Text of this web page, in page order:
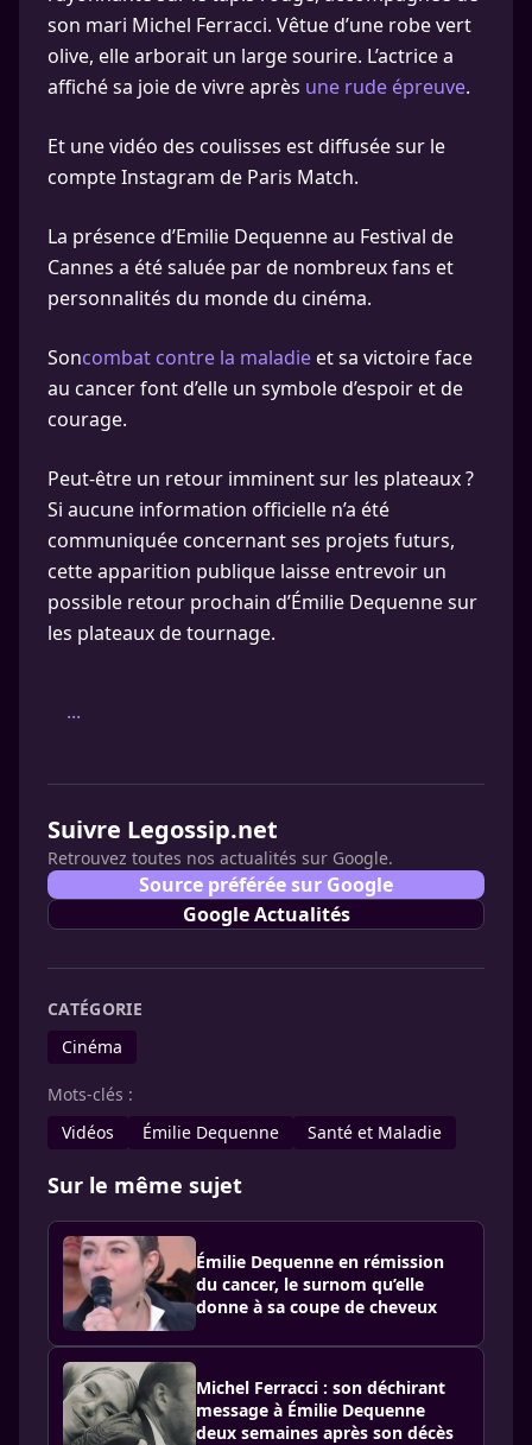
son mari Michel Ferracci. Vêtue d’une robe vert
olive, elle arborait un large sourire. L’actrice a
affiché sa joie de vivre après une rude épreuve.
Et une vidéo des coulisses est diffusée sur le
compte Instagram de Paris Match.
La présence d’Emilie Dequenne au Festival de
Cannes a été saluée par de nombreux fans et
personnalités du monde du cinéma.
Soncombat contre la maladie et sa victoire face
au cancer font d’elle un symbole d’espoir et de
courage.
Peut-être un retour imminent sur les plateaux ?
Si aucune information officielle n’a été
communiquée concernant ses projets futurs,
cette apparition publique laisse entrevoir un
possible retour prochain d’Émilie Dequenne sur
les plateaux de tournage.
...
Suivre Legossip.net
Retrouvez toutes nos actualités sur Google.
Source préférée sur Google
Google Actualités
CATÉGORIE
Cinéma
Mots-clés :
Vidéos
Émilie Dequenne Santé et Maladie
Sur le même sujet
Émilie Dequenne en rémission
du cancer, le surnom qu’elle
donne à sa coupe de cheveux
Michel Ferracci : son déchirant
message à Émilie Dequenne
deux semaines après son décès